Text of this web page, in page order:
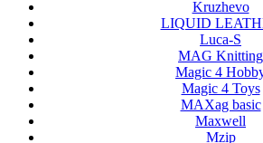
Kruzhevo
LIQUID
Luca-S
MAG Knitting
Magic 4
Magic 4 Toys
MAXag basic
Maxwell
Mzip